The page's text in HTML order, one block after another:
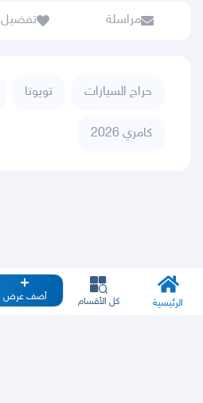
مراسلة تفضيل
حراج السيارات تويوتا
كامري 2026
الرئيسية كل الأقسام أضف عرض